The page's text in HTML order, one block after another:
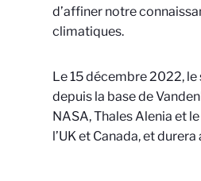
d’affiner notre
climatiques.
Le 15 décembre 2022,
depuis la base de
NASA, Thales Alenia et
l’UK et Canada, et